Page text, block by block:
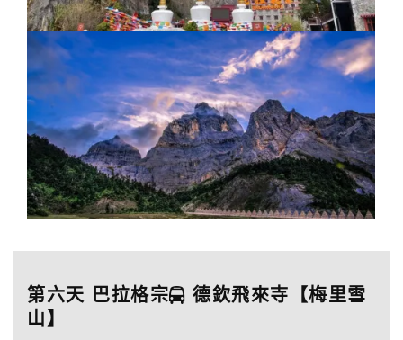
第六天 巴拉格宗
德欽飛來寺【梅里雪
山】